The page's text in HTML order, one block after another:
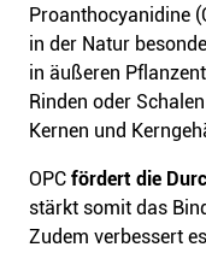
Proanthocyanidine
in der Natur
in äußeren
Rinden oder
Kernen und
OPC fördert die
stärkt somit das
Zudem verbessert